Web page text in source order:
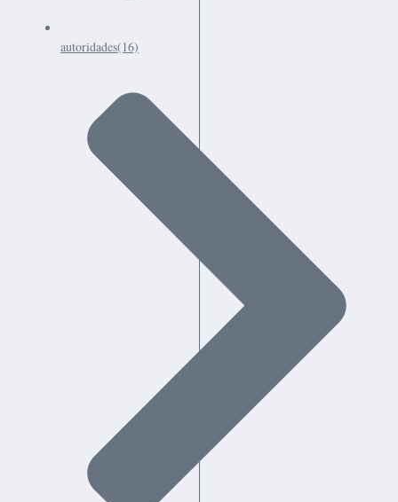
autoridades(16)